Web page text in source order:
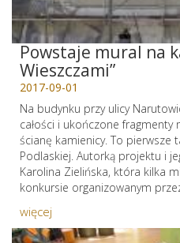
Powstaje mural na
Wieszczami”
2017-09-01
Na budynku przy ulicy
całości i ukończone
ścianę kamienicy. To pierwsze
Podlaskiej. Autorką projektu i
Karolina Zielińska, która kilka
konkursie organizowanym
więcej